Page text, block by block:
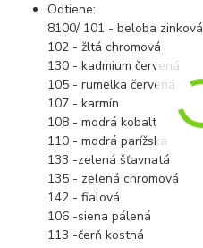
Odtiene:
8100/ 101 - beloba zinková
102 - žltá chromová
130 - kadmium červená
105 - rumelka červená
107 - karmín
108 - modrá kobalt
110 - modrá parížska
133 -zelená šťavnatá
135 - zelená chromová
142 - fialová
106 -siena pálená
113 -čerň kostná